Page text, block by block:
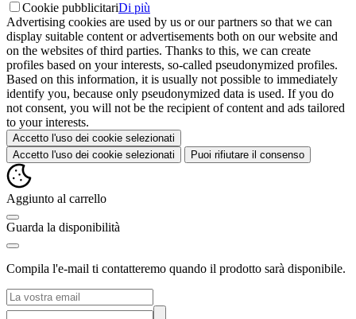
Cookie pubblicitariDi più
Advertising cookies are used by us or our partners so that we can
display suitable content or advertisements both on our website and
on the websites of third parties. Thanks to this, we can create
profiles based on your interests, so-called pseudonymized profiles.
Based on this information, it is usually not possible to immediately
identify you, because only pseudonymized data is used. If you do
not consent, you will not be the recipient of content and ads tailored
to your interests.
Accetto l'uso dei cookie selezionati
Accetto l'uso dei cookie selezionati
Puoi rifiutare il consenso
Aggiunto al carrello
Guarda la disponibilità
Compila l'e-mail ti contatteremo quando il prodotto sarà disponibile.